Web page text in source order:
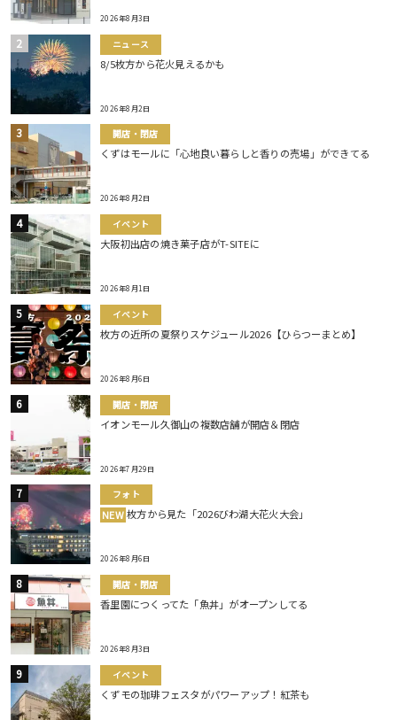
2026年8月3日
ニュース
8/5枚方から花火見えるかも
2026年8月2日
開店・閉店
くずはモールに「心地良い暮らしと香りの売場」ができてる
2026年8月2日
イベント
大阪初出店の焼き菓子店がT-SITEに
2026年8月1日
イベント
枚方の近所の夏祭りスケジュール2026【ひらつーまとめ】
2026年8月6日
開店・閉店
イオンモール久御山の複数店舗が開店＆閉店
2026年7月29日
フォト
NEW 枚方から見た「2026びわ湖大花火大会」
2026年8月6日
開店・閉店
香里園につくってた「魚丼」がオープンしてる
2026年8月3日
イベント
くずモの珈琲フェスタがパワーアップ！紅茶も